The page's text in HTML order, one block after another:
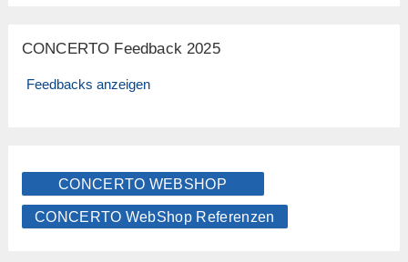
CONCERTO Feedback 2025
Feedbacks anzeigen
CONCERTO WEBSHOP
CONCERTO WebShop Referenzen